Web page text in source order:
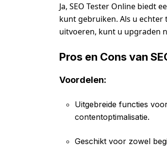
Ja, SEO Tester Online biedt
kunt gebruiken. Als u
uitvoeren, kunt u upgraden
Pros en Cons van
Voordelen:
Uitgebreide functies
contentoptimalisatie.
Geschikt voor zowel